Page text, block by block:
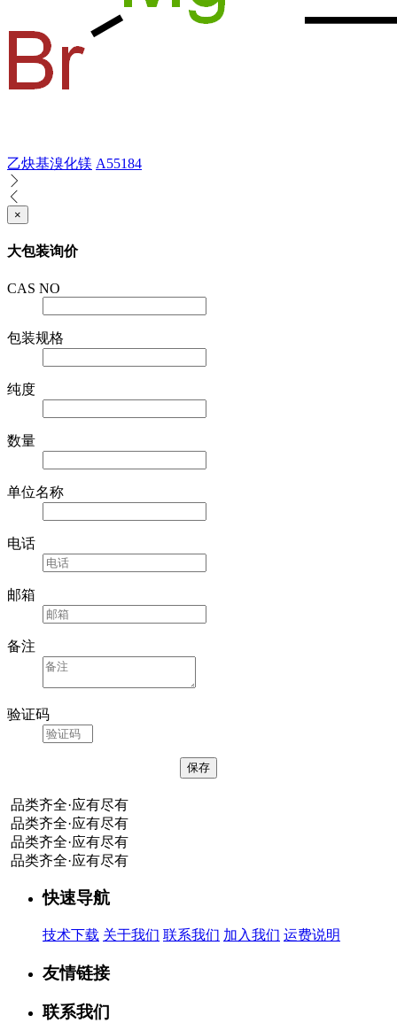
乙炔基溴化镁 A55184
×
大包装询价
CAS NO
包装规格
纯度
数量
单位名称
电话
邮箱
备注
验证码
品类齐全·应有尽有
品类齐全·应有尽有
品类齐全·应有尽有
品类齐全·应有尽有
快速导航
技术下载 关于我们 联系我们 加入我们 运费说明
友情链接
联系我们